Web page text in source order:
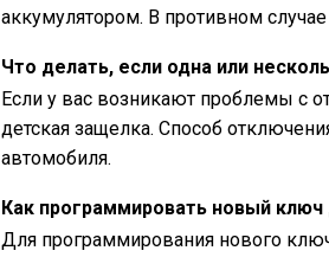
аккумулятором. В противном
Что делать, если одна или
Если у вас возникают проблемы с
детская защелка. Способ
автомобиля.
Как программировать новый
Для программирования нового